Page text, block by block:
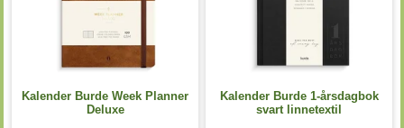
Kalender Burde Week Planner
Deluxe
Kalender Burde 1-årsdagbok
svart linnetextil